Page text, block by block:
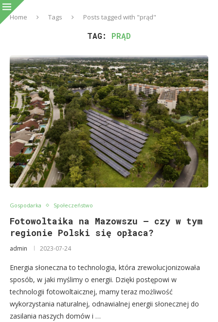
Home Tags Posts tagged with "prąd"
TAG: PRĄD
Gospodarka Społeczeństwo
Fotowoltaika na Mazowszu – czy w tym
regionie Polski się opłaca?
admin 2023-07-24
Energia słoneczna to technologia, która zrewolucjonizowała
sposób, w jaki myślimy o energii. Dzięki postępowi w
technologii fotowoltaicznej, mamy teraz możliwość
wykorzystania naturalnej, odnawialnej energii słonecznej do
zasilania naszych domów i …